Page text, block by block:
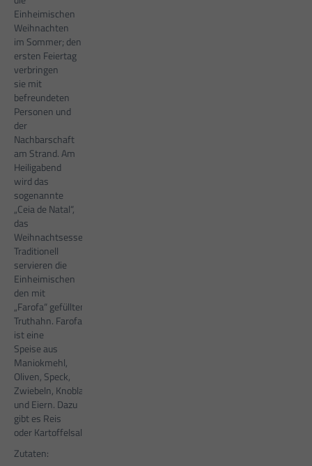
Einheimischen
Weihnachten
im Sommer; den
ersten Feiertag
verbringen
sie mit
befreundeten
Personen und
der
Nachbarschaft
am Strand. Am
Heiligabend
wird das
sogenannte
„Ceia de Natal“,
das
Weihnachtsessen, aufgetischt.
Traditionell
servieren die
Einheimischen
den mit
„Farofa“ gefüllten
Truthahn. Farofa
ist eine
Speise aus
Maniokmehl,
Oliven, Speck,
Zwiebeln, Knoblauch
und Eiern. Dazu
gibt es Reis
oder Kartoffelsalat.
Zutaten: